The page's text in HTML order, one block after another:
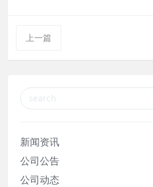
上一篇
新闻资讯
公司公告
公司动态